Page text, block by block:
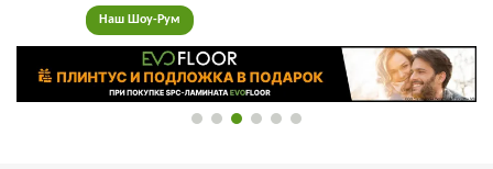
Наш Шоу-Рум